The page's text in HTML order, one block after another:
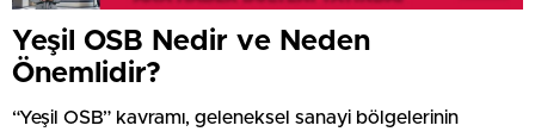
Yeşil OSB Nedir ve Neden
Önemlidir?
“Yeşil OSB” kavramı, geleneksel sanayi bölgelerinin